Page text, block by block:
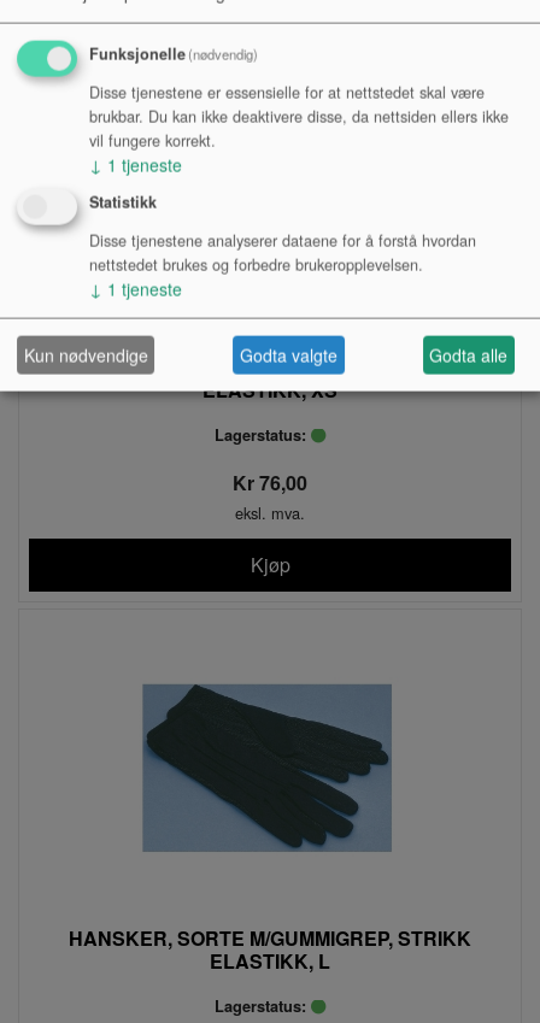
HANSKER, HVITE M/GUMMIGREP, STRIKK
ELASTIKK, XS
Lagerstatus:
Kr 76,00
eksl. mva.
Kjøp
HANSKER, SORTE M/GUMMIGREP, STRIKK
ELASTIKK, L
Lagerstatus:
Funksjonelle(nødvendig)
Disse tjenestene er essensielle for at nettstedet skal være
brukbar. Du kan ikke deaktivere disse, da nettsiden ellers ikke
vil fungere korrekt.
↓ 1 tjeneste
Statistikk
Disse tjenestene analyserer dataene for å forstå hvordan
nettstedet brukes og forbedre brukeropplevelsen.
↓ 1 tjeneste
Kun nødvendige Godta valgte Godta alle